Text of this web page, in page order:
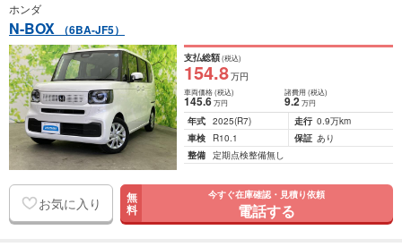
ホンダ
N-BOX （6BA-JF5）
支払総額(税込)
154.8万円
車両価格(税込)
145.6万円
諸費用 (税込)
9.2 万円
年式 2025(R7) 走行 0.9万km
車検
R10.1 保証 あり
整備 定期点検整備無し
お気に入り 無
料
今すぐ在庫確認・見積り依頼
電話する